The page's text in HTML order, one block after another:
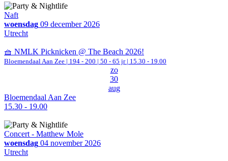
Naft
woensdag 09 december 2026
Utrecht
🧺 NMLK Picknicken @ The Beach 2026!
Bloemendaal Aan Zee | 194 - 200 | 50 - 65 jr | 15.30 - 19.00
zo
30
aug
Bloemendaal Aan Zee
15.30 - 19.00
Concert - Matthew Mole
woensdag 04 november 2026
Utrecht